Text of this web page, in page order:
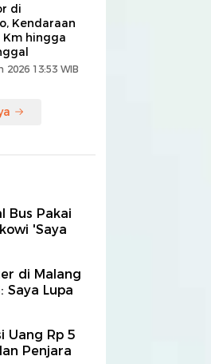
di
Kendaraan
Km hingga
13:53 WIB
Bus Pakai
'Saya
di Malang
Saya Lupa
Uang Rp 5
Penjara